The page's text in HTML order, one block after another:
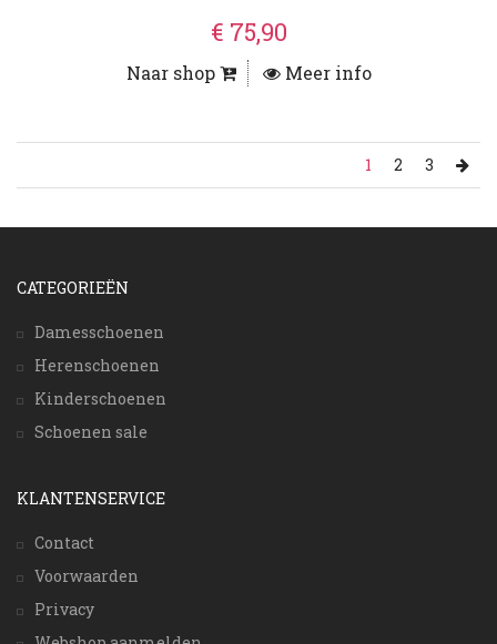
€ 75,90
Naar shop Meer info
1 2 3
CATEGORIEËN
Damesschoenen
Herenschoenen
Kinderschoenen
Schoenen sale
KLANTENSERVICE
Contact
Voorwaarden
Privacy